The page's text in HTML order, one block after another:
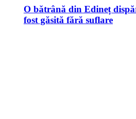
O bătrână din Edineț
fost găsită fără suflare